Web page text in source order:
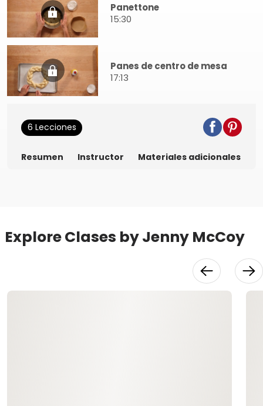
Panettone
15:30
Panes de centro de mesa
17:13
6 Lecciones
Resumen Instructor Materiales adicionales
Explore Clases by Jenny McCoy